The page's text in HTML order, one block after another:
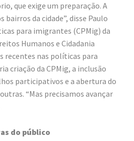
que exige um preparação. A
da cidade”, disse Paulo
para imigrantes (CPMig) da
Humanos e Cidadania
recentes nas políticas para
criação da CPMig, a inclusão
participativos e a abertura do
“Mas precisamos avançar
do público